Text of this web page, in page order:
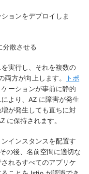
ョンをデプロイしま
分散させる
実行し、それを複数の
方が向上します。
トポ
ーションが事前に静的
より、AZ に障害が発生
が発生しても直ちに対
に保持されます。
インスタンスを配置す
の後、名前空間に適切な
れるすべてのアプリケ